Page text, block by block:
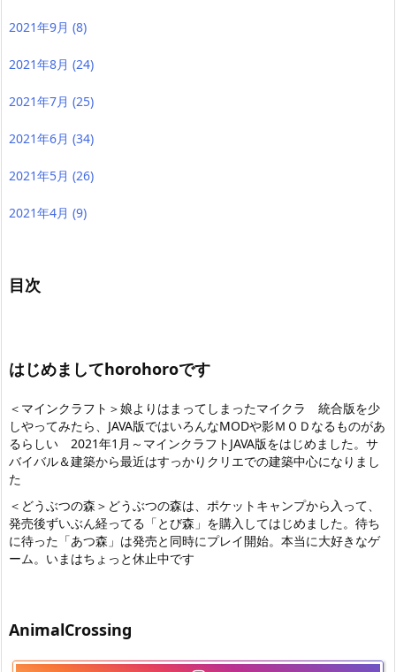
2021年9月 (8)
2021年8月 (24)
2021年7月 (25)
2021年6月 (34)
2021年5月 (26)
2021年4月 (9)
目次
はじめましてhorohoroです
＜マインクラフト＞娘よりはまってしまったマイクラ 統合版を少
しやってみたら、JAVA版ではいろんなMODや影ＭＯＤなるものがあ
るらしい 2021年1月～マインクラフトJAVA版をはじめました。サ
バイバル＆建築から最近はすっかりクリエでの建築中心になりまし
た
＜どうぶつの森＞どうぶつの森は、ポケットキャンプから入って、
発売後ずいぶん経ってる「とび森」を購入してはじめました。待ち
に待った「あつ森」は発売と同時にプレイ開始。本当に大好きなゲ
ーム。いまはちょっと休止中です
AnimalCrossing